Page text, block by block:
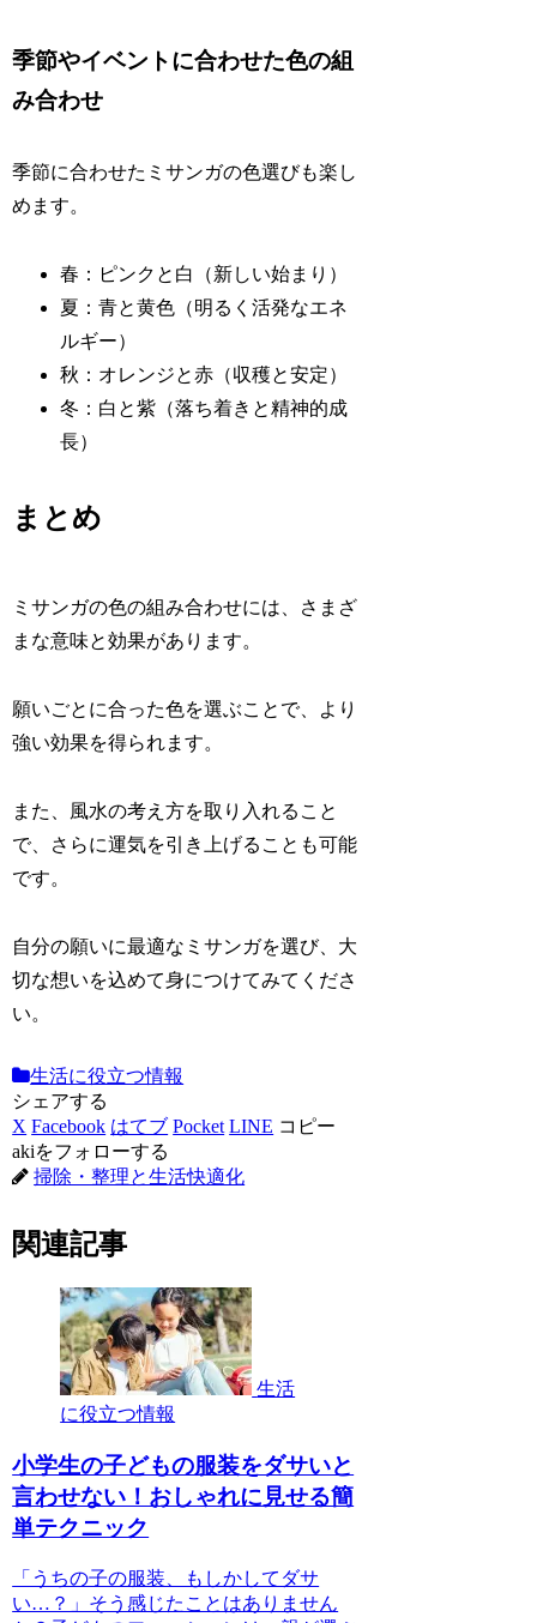
季節やイベントに合わせた色の組
み合わせ
季節に合わせたミサンガの色選びも楽し
めます。
春：ピンクと白（新しい始まり）
夏：青と黄色（明るく活発なエネ
ルギー）
秋：オレンジと赤（収穫と安定）
冬：白と紫（落ち着きと精神的成
長）
まとめ
ミサンガの色の組み合わせには、さまざ
まな意味と効果があります。
願いごとに合った色を選ぶことで、より
強い効果を得られます。
また、風水の考え方を取り入れること
で、さらに運気を引き上げることも可能
です。
自分の願いに最適なミサンガを選び、大
切な想いを込めて身につけてみてくださ
い。
生活に役立つ情報
シェアする
X Facebook はてブ Pocket LINE コピー
akiをフォローする
掃除・整理と生活快適化
関連記事
生活
に役立つ情報
小学生の子どもの服装をダサいと
言わせない！おしゃれに見せる簡
単テクニック
「うちの子の服装、もしかしてダサ
い…？」そう感じたことはありません